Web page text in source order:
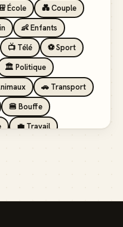
École
💑 Couple
👶 Enfants
📺 Télé
⚽ Sport
🏛️ Politique
🚗 Transport
🍔 Bouffe
💼 Travail